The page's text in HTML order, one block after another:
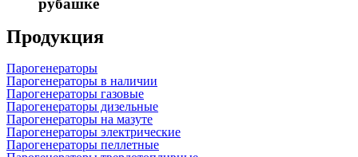
рубашке
Продукция
Парогенераторы
Парогенераторы в наличии
Парогенераторы газовые
Парогенераторы дизельные
Парогенераторы на мазуте
Парогенераторы электрические
Парогенераторы пеллетные